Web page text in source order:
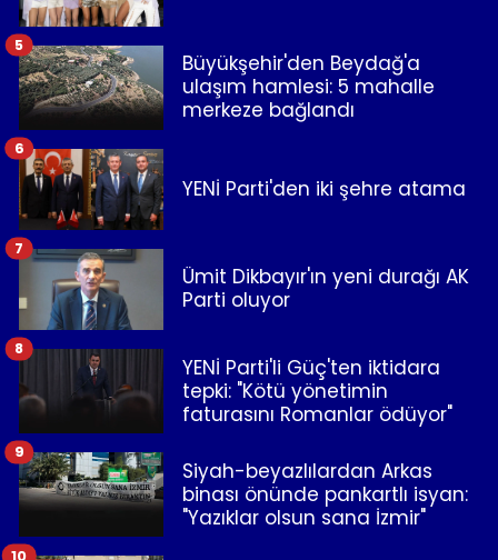
Büyükşehir'den Beydağ'a
ulaşım hamlesi: 5 mahalle
merkeze bağlandı
5
YENİ Parti'den iki şehre atama
6
Ümit Dikbayır'ın yeni durağı AK
Parti oluyor
7
YENİ Parti'li Güç'ten iktidara
tepki: "Kötü yönetimin
faturasını Romanlar ödüyor"
8
Siyah-beyazlılardan Arkas
binası önünde pankartlı isyan:
"Yazıklar olsun sana İzmir"
9
10